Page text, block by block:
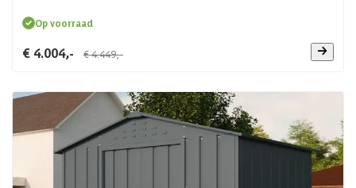
Op voorraad
€ 4.004,- € 4.449,-